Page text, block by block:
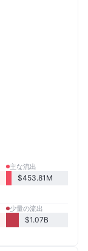
主な流出
$453.81M
少量の流出
$1.07B